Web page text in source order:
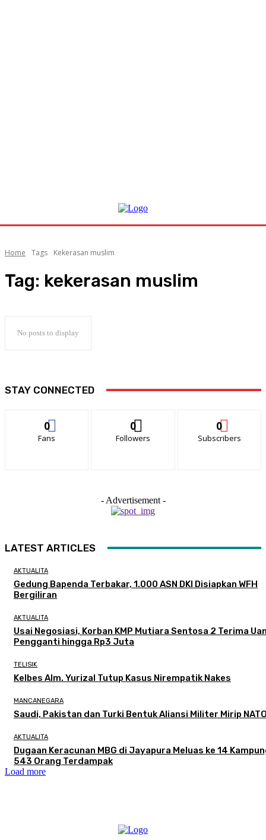
Home Tags Kekerasan muslim
Tag: kekerasan muslim
No posts to display
STAY CONNECTED
0
Fans
0
Followers
0
Subscribers
- Advertisement -
LATEST ARTICLES
AKTUALITA
Gedung Bapenda Terbakar, 1.000 ASN DKI Disiapkan WFH
Bergiliran
AKTUALITA
Usai Negosiasi, Korban KMP Mutiara Sentosa 2 Terima
Pengganti hingga Rp3 Juta
TELISIK
Kelbes Alm. Yurizal Tutup Kasus Nirempatik Nakes
MANCANEGARA
Saudi, Pakistan dan Turki Bentuk Aliansi Militer Mirip
AKTUALITA
Dugaan Keracunan MBG di Jayapura Meluas ke 14
543 Orang Terdampak
Load more